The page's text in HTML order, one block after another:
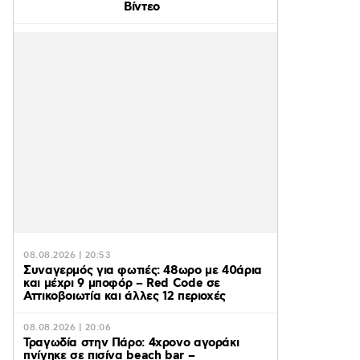
Βίντεο
08.08.2026 | 20:53
Συναγερμός για φωτιές: 48ωρο με 40άρια
και μέχρι 9 μποφόρ – Red Code σε
Αττικοβοιωτία και άλλες 12 περιοχές
08.08.2026 | 20:06
Τραγωδία στην Πάρο: 4χρονο αγοράκι
πνίγηκε σε πισίνα beach bar –